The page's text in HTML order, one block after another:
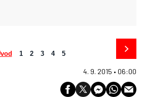
1 2 3 4 5
4. 9. 2015 • 06:00